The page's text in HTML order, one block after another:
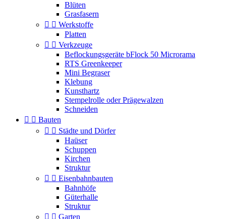
Blüten
Grasfasern
  Werkstoffe
Platten
  Verkzeuge
Beflockungsgeräte bFlock 50 Microrama
RTS Greenkeeper
Mini Begraser
Klebung
Kunsthartz
Stempelrolle oder Prägewalzen
Schneiden
  Bauten
  Städte und Dörfer
Haüser
Schuppen
Kirchen
Struktur
  Eisenbahnbauten
Bahnhöfe
Güterhalle
Struktur
  Garten